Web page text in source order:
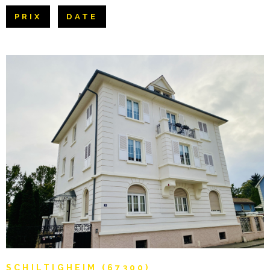
PRIX DATE
SCHILTIGHEIM (67300)
VOIR LE BIEN
RÉFÉRENCE
CRITÈRES SUPPLÉMENTAIRES
Piscine
Parking
Terrasse